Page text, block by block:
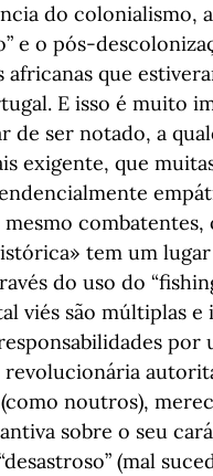
do colonialismo, a
e o pós-
africanas que
E isso é muito
de ser notado, a
exigente, que
combatentes,
tem um
do uso do
viés são múltiplas e
por
revolucionária
noutros),
sobre o seu
(mal